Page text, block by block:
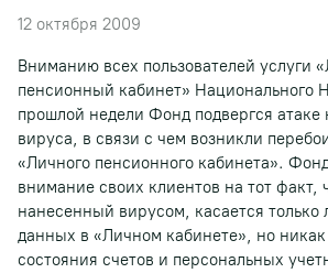
12 октября 2009
Вниманию всех пользователей услуги
пенсионный кабинет»
прошлой недели Фонд подвергся атаке
вируса, в связи с чем возникли
«Личного пенсионного кабинета».
внимание своих клиентов на тот факт,
нанесенный вирусом, касается только
данных в «Личном кабинете», но никак
состояния счетов и персональных